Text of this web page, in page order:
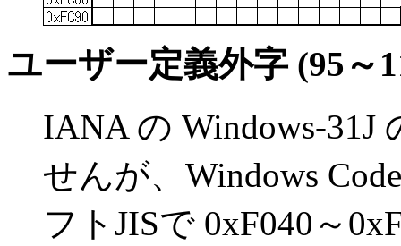
ユーザー定義外字 (95～
IANA の Windows-
せんが、Windows
フトJISで 0xF040～